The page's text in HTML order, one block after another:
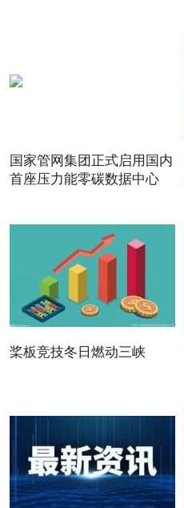
国家管网集团正式启用国内
首座压力能零碳数据中心
桨板竞技冬日燃动三峡